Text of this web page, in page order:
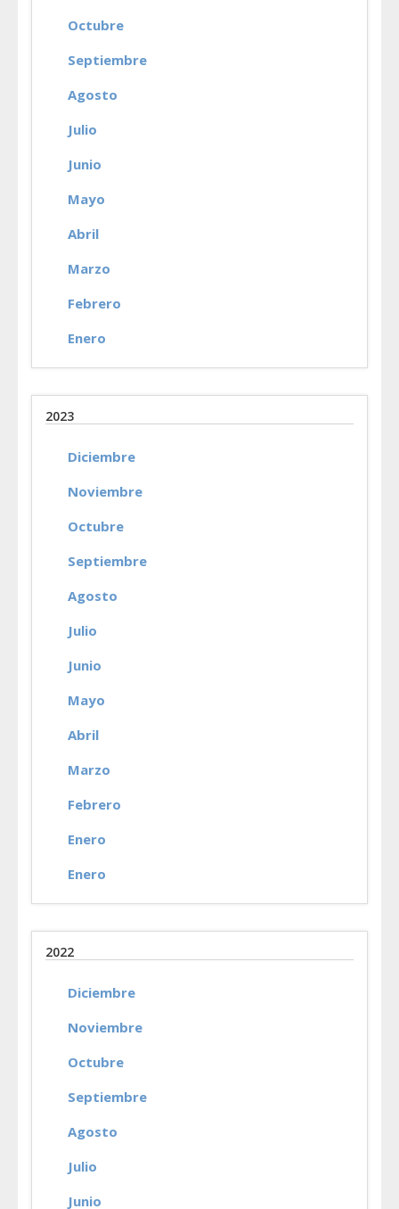
Octubre
Septiembre
Agosto
Julio
Junio
Mayo
Abril
Marzo
Febrero
Enero
2023
Diciembre
Noviembre
Octubre
Septiembre
Agosto
Julio
Junio
Mayo
Abril
Marzo
Febrero
Enero
Enero
2022
Diciembre
Noviembre
Octubre
Septiembre
Agosto
Julio
Junio